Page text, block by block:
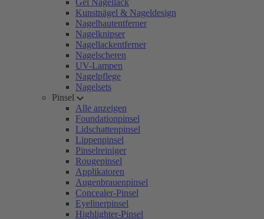
Gel Nagellack
Kunstnägel & Nageldesign
Nagelhautentferner
Nagelknipser
Nagellackentferner
Nagelscheren
UV-Lampen
Nagelpflege
Nagelsets
Pinsel
Alle anzeigen
Foundationpinsel
Lidschattenpinsel
Lippenpinsel
Pinselreiniger
Rougepinsel
Applikatoren
Augenbrauenpinsel
Concealer-Pinsel
Eyelinerpinsel
Highlighter-Pinsel